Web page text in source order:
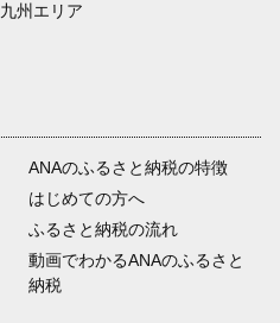
九州エリア
ANAのふるさと納税の特徴
はじめての方へ
ふるさと納税の流れ
動画でわかるANAのふるさと
納税